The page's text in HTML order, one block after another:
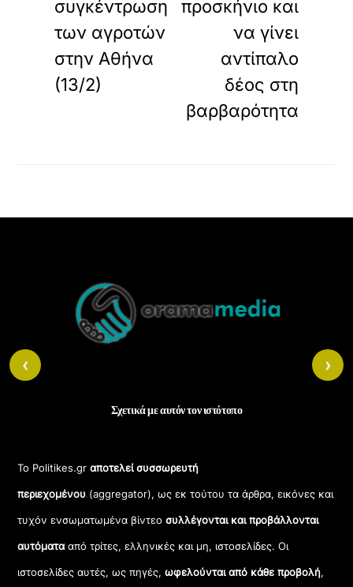
συγκέντρωση
των αγροτών
στην Αθήνα
(13/2)
προσκήνιο και
να γίνει
αντίπαλο
δέος στη
βαρβαρότητα
Top
Σχετικά με αυτόν τον ιστότοπο
Το Politikes.grαποτελεί συσσωρευτή
περιεχομένου (aggregator), ως εκ τούτου τα άρθρα, εικόνες και
τυχόν ενσωματωμένα βίντεοσυλλέγονται και προβάλλονται
αυτόματααπό τρίτες, ελληνικές και μη, ιστοσελίδες. Οι
ιστοσελίδες αυτές, ως πηγές,ωφελούνται από κάθε προβολή,
‹ ›